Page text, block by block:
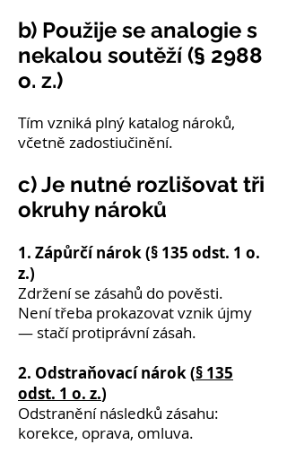
b) Použije se analogie s
nekalou soutěží (§ 2988
o. z.)
Tím vzniká plný katalog nároků,
včetně zadostiučinění.
c) Je nutné rozlišovat tři
okruhy nároků
1. Zápůrčí nárok (§ 135 odst. 1 o.
z.)
Zdržení se zásahů do pověsti.
Není třeba prokazovat vznik újmy
— stačí protiprávní zásah.
2. Odstraňovací nárok (§ 135
odst. 1 o. z.)
Odstranění následků zásahu:
korekce, oprava, omluva.